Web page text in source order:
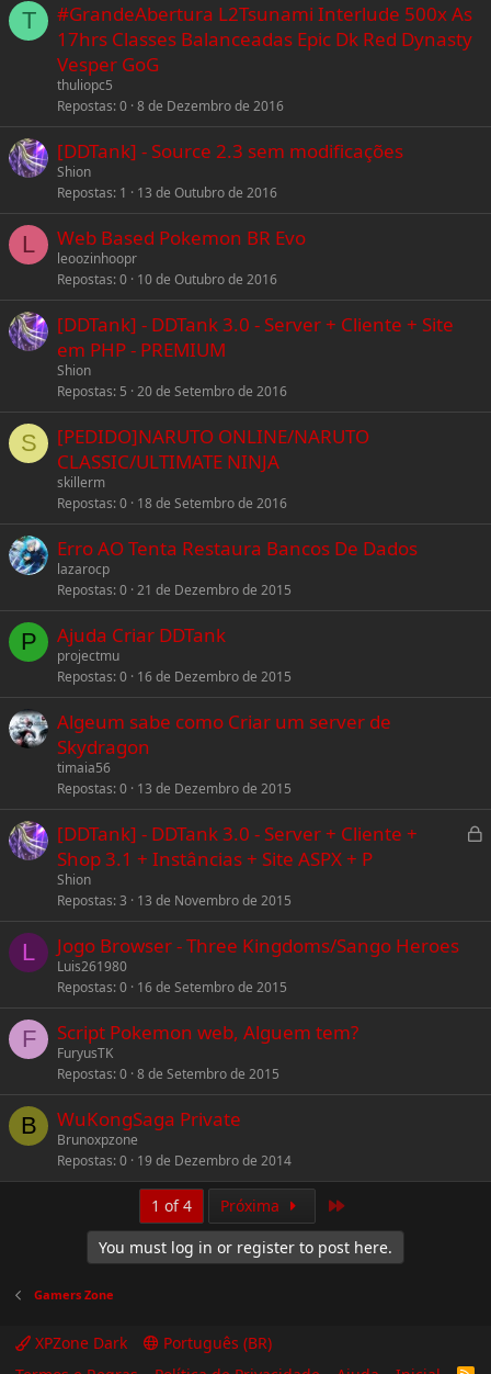
T
#GrandeAbertura L2Tsunami Interlude 500x As
17hrs Classes Balanceadas Epic Dk Red Dynasty
Vesper GoG
thuliopc5
Repostas 0 8 de Dezembro de 2016
[DDTank] - Source 2.3 sem modificações
Shion
Repostas 1 13 de Outubro de 2016
L Web Based Pokemon BR Evo
leoozinhoopr
Repostas 0 10 de Outubro de 2016
[DDTank] - DDTank 3.0 - Server + Cliente + Site
em PHP - PREMIUM
Shion
Repostas 5 20 de Setembro de 2016
S
[PEDIDO]NARUTO ONLINE/NARUTO
CLASSIC/ULTIMATE NINJA
skillerm
Repostas 0 18 de Setembro de 2016
Erro AO Tenta Restaura Bancos De Dados
lazarocp
Repostas 0 21 de Dezembro de 2015
P Ajuda Criar DDTank
projectmu
Repostas 0 16 de Dezembro de 2015
Algeum sabe como Criar um server de
Skydragon
timaia56
Repostas 0 13 de Dezembro de 2015
L
e
[DDTank] - DDTank 3.0 - Server + Cliente +
Shop 3.1 + Instâncias + Site ASPX + P
Shion
Repostas 3 13 de Novembro de 2015
L Jogo Browser - Three Kingdoms/Sango Heroes
Luis261980
Repostas 0 16 de Setembro de 2015
F Script Pokemon web, Alguem tem?
FuryusTK
Repostas 0 8 de Setembro de 2015
B WuKongSaga Private
Brunoxpzone
Repostas 0 19 de Dezembro de 2014
1 of 4 Próxima Last
You must log in or register to post here.
Gamers Zone
XPZone Dark
Português (BR)